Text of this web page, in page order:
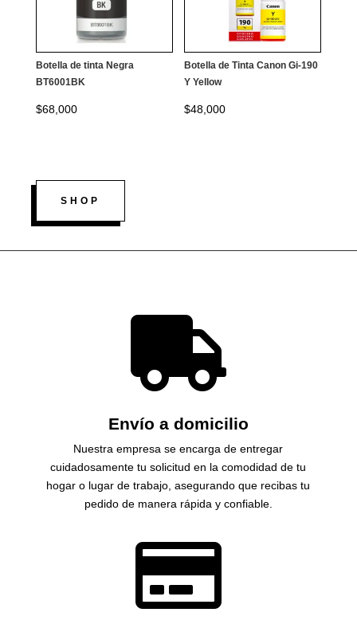
Botella de tinta Negra
BT6001BK
$68,000
Botella de Tinta Canon Gi-190
Y Yellow
$48,000
SHOP

Envío a domicilio
Nuestra empresa se encarga de entregar
cuidadosamente tu solicitud en la comodidad de tu
hogar o lugar de trabajo, asegurando que recibas tu
pedido de manera rápida y confiable.
